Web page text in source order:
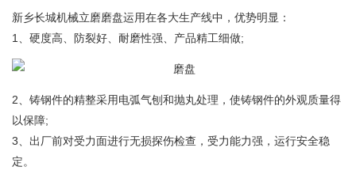
新乡长城机械立磨磨盘运用在各大生产线中，优势明显：
1、硬度高、防裂好、耐磨性强、产品精工细做;
2、铸钢件的精整采用电弧气刨和抛丸处理，使铸钢件的外观质量得
以保障;
3、出厂前对受力面进行无损探伤检查，受力能力强，运行安全稳
定。